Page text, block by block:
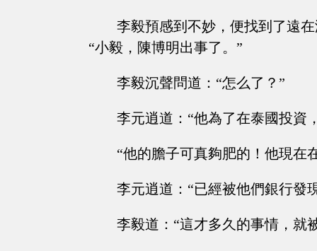
李毅預感到不妙，便找到了遠
“小毅，陳博明出事了。”
李毅沉聲問道：“怎么了？”
李元逍道：“他為了在泰國投資
“他的膽子可真夠肥的！他現在
李元逍道：“已經被他們銀行發
李毅道：“這才多久的事情，就